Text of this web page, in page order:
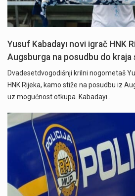
Yusuf Kabadayı novi igrač HNK
Augsburga na posudbu do kraja
Dvadesetdvogodišnji krilni nogometaš
HNK Rijeka, kamo stiže na posudbu iz
uz mogućnost otkupa. Kabadayı…